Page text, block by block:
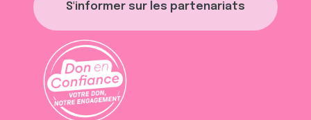
S'informer sur les partenariats